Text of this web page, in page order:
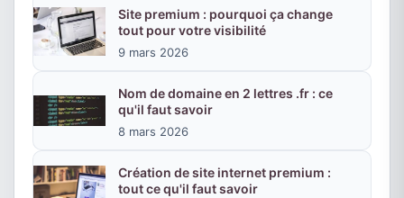
Site premium : pourquoi ça change
tout pour votre visibilité
9 mars 2026
Nom de domaine en 2 lettres .fr : ce
qu'il faut savoir
8 mars 2026
Création de site internet premium :
tout ce qu'il faut savoir